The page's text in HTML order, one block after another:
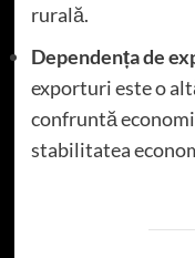
rurală.
Dependența de
exporturi este o
confruntă
stabilitatea